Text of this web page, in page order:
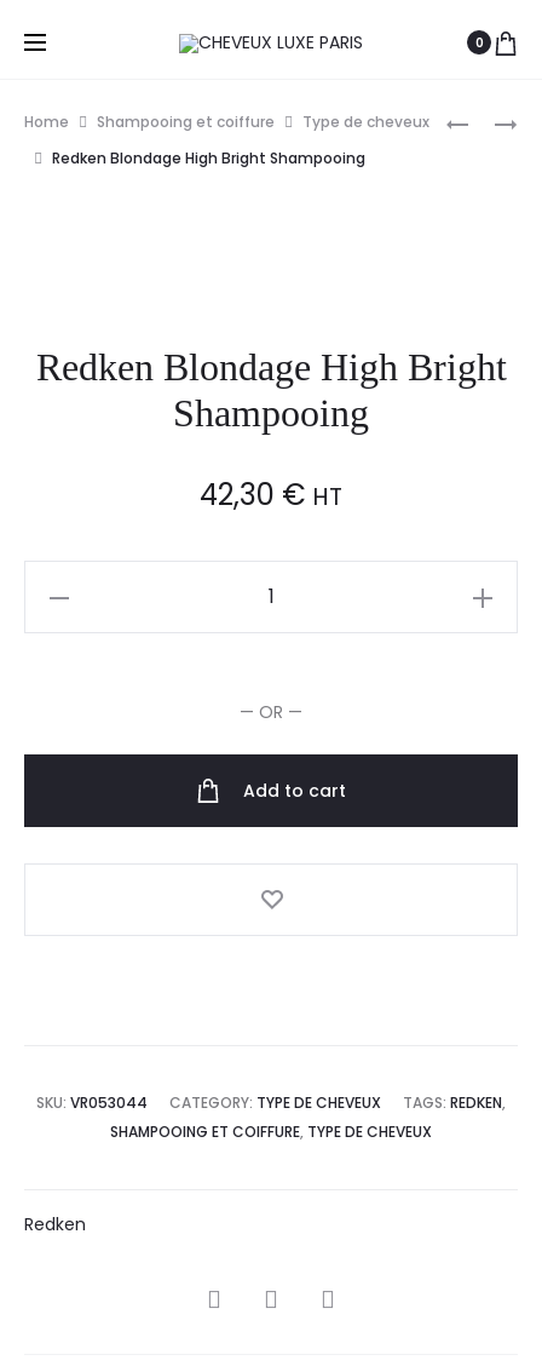
0
OSMO
EUGENE
Home Shampooing et coiffure
Type de cheveux
Redken Blondage High Bright Shampooing
Redken Blondage High Bright
Shampooing
42,30 € HT
quantity
— OR —
Add to cart
SKU: VR053044 CATEGORY: TYPE DE CHEVEUX TAGS: REDKEN,
SHAMPOOING ET COIFFURE, TYPE DE CHEVEUX
Redken
SHARE